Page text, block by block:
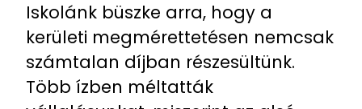
Iskolánk büszke arra, hogy a
kerületi megmérettetésen nemcsak
számtalan díjban részesültünk.
Több ízben méltatták